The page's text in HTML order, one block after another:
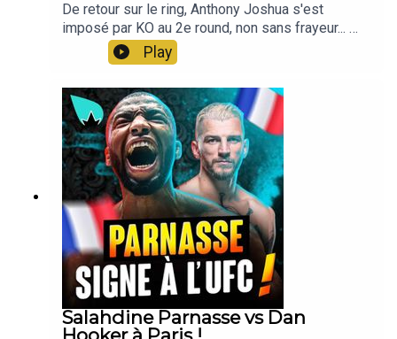
De retour sur le ring, Anthony Joshua s'est
imposé par KO au 2e round, non sans frayeur... 🧼
Honae, notre savon artisanal & made in France,
code LASUEUR -10% : https://honae.fr💪
Nutripure -10% avec le code lasueur sur la 1ere
commande ET -10% cagnottés pour la deuxième,
pour des compléments made in France
https://www.nutripure.fr/fr/
Play
Salahdine Parnasse vs Dan